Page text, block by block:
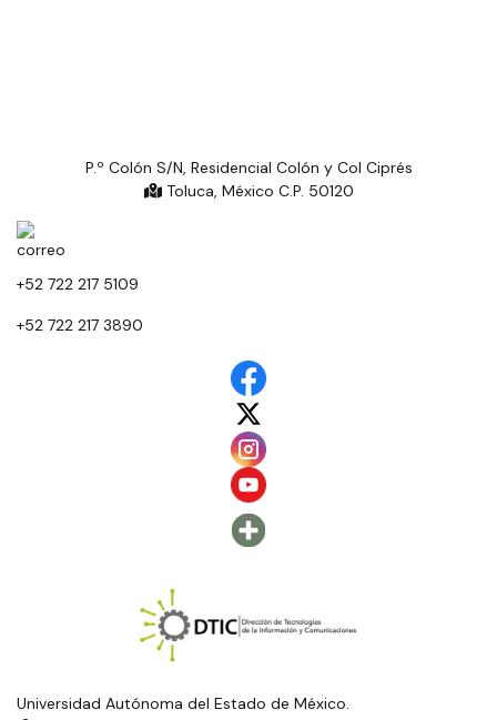
P.º Colón S/N, Residencial Colón y Col Ciprés
Toluca, México C.P. 50120
+52 722 217 5109
+52 722 217 3890
Universidad Autónoma del Estado de México.